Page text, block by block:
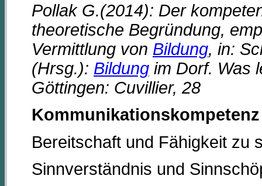
Pollak G.(2014): Der
theoretische Begründung,
Vermittlung von Bildung, in:
(Hrsg.): Bildung im Dorf. Was
Göttingen: Cuvillier, 28
Kommunikationskompetenz
Bereitschaft und Fähigkeit zu
Sinnverständnis und